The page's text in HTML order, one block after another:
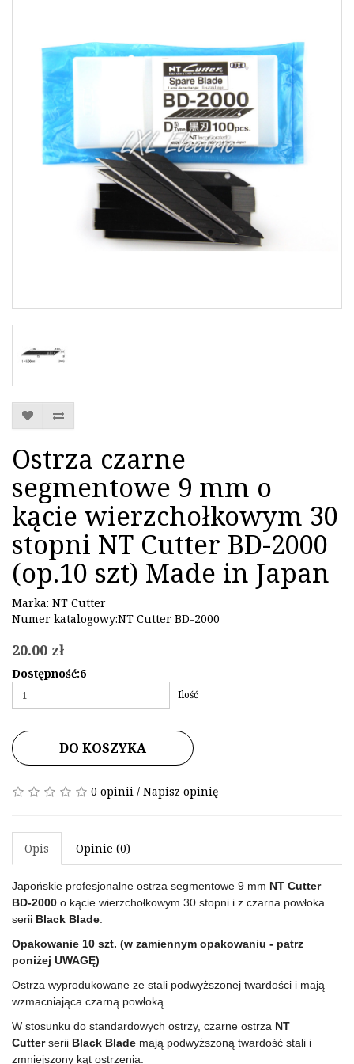
Ostrza czarne
segmentowe 9 mm o
kącie wierzchołkowym 30
stopni NT Cutter BD-2000
(op.10 szt) Made in Japan
Marka: NT Cutter
Numer katalogowy:NT Cutter BD-2000
20.00 zł
Dostępność:6
Ilość
DO KOSZYKA
0 opinii / Napisz opinię
Opis Opinie (0)
Japońskie profesjonalne ostrza segmentowe 9 mm NT Cutter
BD-2000 o kącie wierzchołkowym 30 stopni i z czarna powłoka
serii Black Blade
Opakowanie 10 szt. (w zamiennym opakowaniu - patrz
poniżej UWAGĘ)
Ostrza wyprodukowane ze stali podwyższonej twardości i mają
wzmacniająca czarną powłoką.
W stosunku do standardowych ostrzy, czarne ostrza NT
Cutter serii Black Blade mają podwyższoną twardość stali i
zmniejszony kąt ostrzenia.